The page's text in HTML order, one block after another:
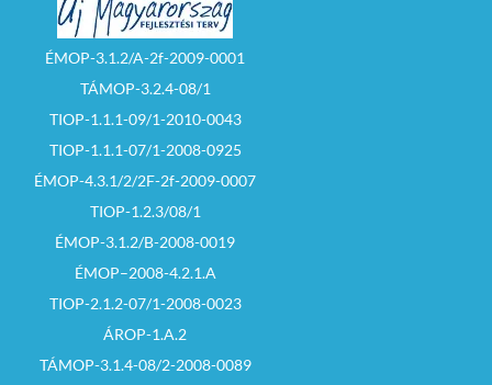
ÉMOP-3.1.2/A-2f-2009-0001
TÁMOP-3.2.4-08/1
TIOP-1.1.1-09/1-2010-0043
TIOP-1.1.1-07/1-2008-0925
ÉMOP-4.3.1/2/2F-2f-2009-0007
TIOP-1.2.3/08/1
ÉMOP-3.1.2/B-2008-0019
ÉMOP–2008-4.2.1.A
TIOP-2.1.2-07/1-2008-0023
ÁROP-1.A.2
TÁMOP-3.1.4-08/2-2008-0089